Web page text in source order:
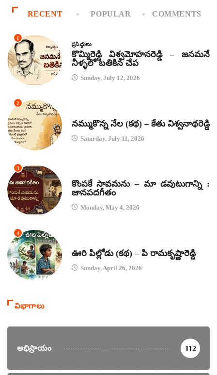
RECENT POPULAR COMMENTS
1
ప్రసిద్ధులు
కొమ్మిరెడ్డి విశ్వమోహనరెడ్డి – జనమనే
నీళ్ళలో బతికిన చేప
Sunday, July 12, 2026
2
నమ్ముకొన్న నేల (కథ) – కేతు విశ్వనాథరెడ్డి
Saturday, July 11, 2026
3
కొంపకే సావమను – మా డవుటుగాన్ని :
జానపదగీతం
Monday, May 4, 2026
4
ఊరి పిల్లోడు (కథ) – పి రామకృష్ణారెడ్డి
Sunday, April 26, 2026
విభాగాలు
అభిప్రాయం 112